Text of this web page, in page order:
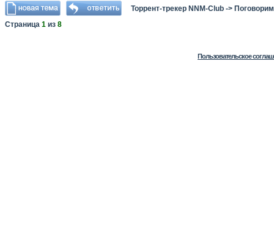
Торрент-трекер NNM-Club -> Поговорим
Страница 1 из 8
Пользовательское